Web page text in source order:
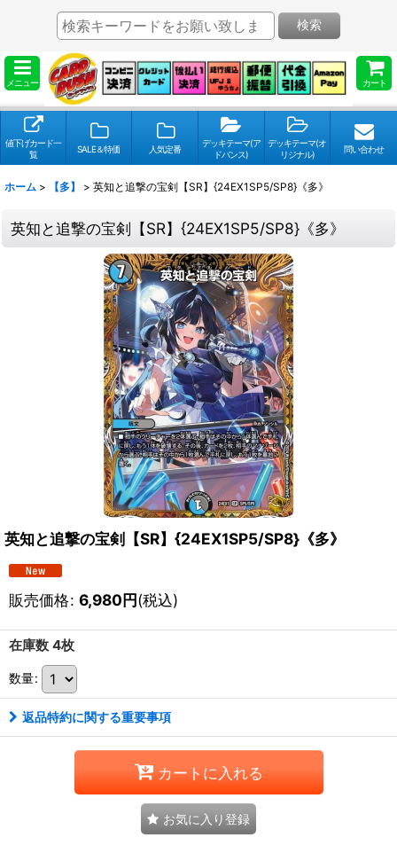
メニュー カート
検索
値下げカード一
覧
SALE＆特価 人気定番
デッキテーマ(ア
ドバンス)
デッキテーマ(オ
リジナル)
問い合わせ
ホーム > 【多】 > 英知と追撃の宝剣【SR】{24EX1SP5/SP8}《多》
英知と追撃の宝剣【SR】{24EX1SP5/SP8}《多》
英知と追撃の宝剣【SR】{24EX1SP5/SP8}《多》
販売価格: 6,980円(税込)
在庫数 4枚
数量:
返品特約に関する重要事項
カートに入れる
お気に入り登録